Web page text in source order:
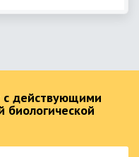
с действующими
биологической